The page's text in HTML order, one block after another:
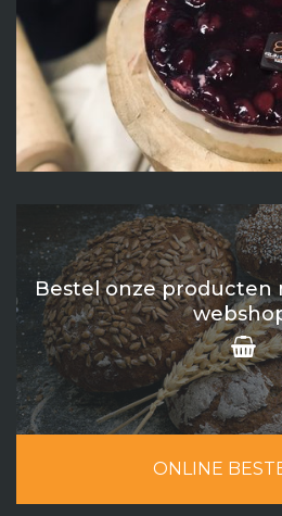
Bestel onze producten
ONLINE